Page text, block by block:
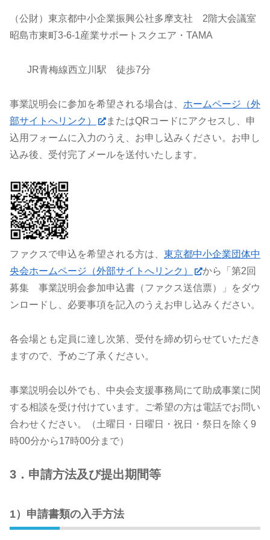
（公財）東京都中小企業振興公社多摩支社 2階大会議室
昭島市東町3-6-1産業サポートスクエア・TAMA
JR青梅線西立川駅 徒歩7分
事業説明会に参加を希望される場合は、 ホームページ（外
部サイトへリンク）
またはQRコードにアクセスし、申
込用フォームに入力のうえ、お申し込みください。お申し
込み後、受付完了メールを送付いたします。
ファクスで申込を希望される方は、 東京都中小企業団体中
央会ホームページ（外部サイトへリンク）
から「第2回
募集 事業説明会参加申込書（ファクス送信票）」をダウ
ンロードし、必要事項を記入のうえお申し込みください。
各会場とも定員に達し次第、受付を締め切らせていただき
ますので、予めご了承ください。
事業説明会以外でも、中央会支援事務局にて助成事業に関
する相談を受け付けています。ご希望の方は電話でお問い
合わせください。（土曜日・日曜日・祝日・祭日を除く9
時00分から17時00分まで）
3．申請方法及び提出期間等
1）申請書類の入手方法